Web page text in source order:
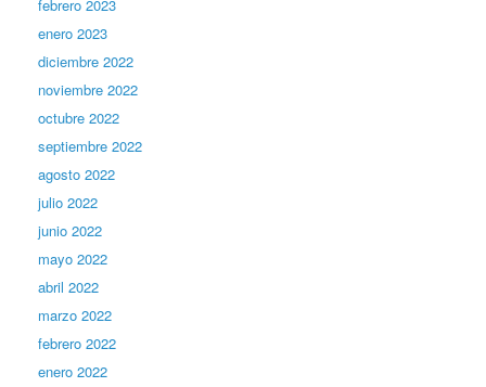
febrero 2023
enero 2023
diciembre 2022
noviembre 2022
octubre 2022
septiembre 2022
agosto 2022
julio 2022
junio 2022
mayo 2022
abril 2022
marzo 2022
febrero 2022
enero 2022